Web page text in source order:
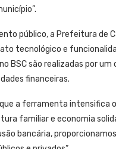
público, a Prefeitura de
tecnológico e
BSC são realizadas por
financeiras.
a ferramenta intensifica
familiar e economia
bancária,